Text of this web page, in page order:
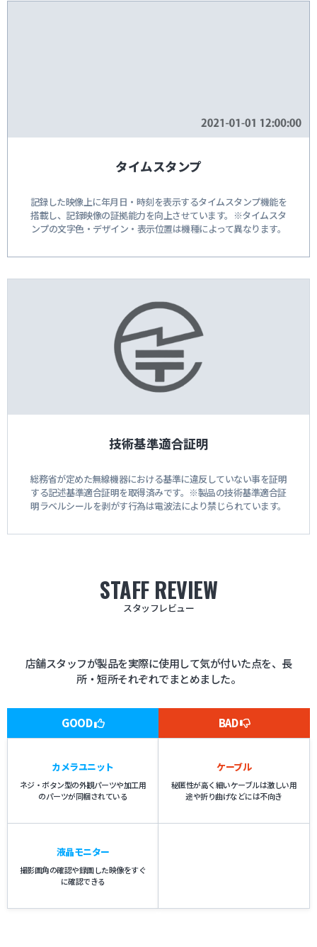
タイムスタンプ
記録した映像上に年月日・時刻を表示するタイムスタンプ機能を
搭載し、記録映像の証拠能力を向上させています。※タイムスタ
ンプの文字色・デザイン・表示位置は機種によって異なります。
技術基準適合証明
総務省が定めた無線機器における基準に違反していない事を証明
する記述基準適合証明を取得済みです。※製品の技術基準適合証
明ラベルシールを剥がす行為は電波法により禁じられています。
STAFF REVIEW
スタッフレビュー
店舗スタッフが製品を実際に使用して気が付いた点を、長
所・短所それぞれでまとめました。
GOOD BAD
カメラユニット
ネジ・ボタン型の外観パーツや加工用
のパーツが同梱されている
ケーブル
秘匿性が高く細いケーブルは激しい用
途や折り曲げなどには不向き
液晶モニター
撮影画角の確認や録画した映像をすぐ
に確認できる